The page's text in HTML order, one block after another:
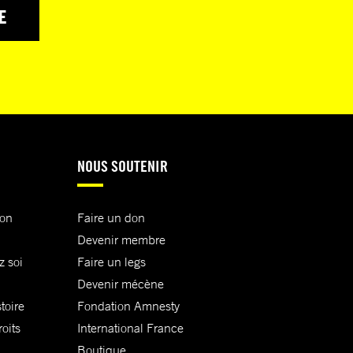
soi
NOUS SOUTENIR
Faire un don
Devenir membre
Faire un legs
Devenir mécène
Fondation Amnesty
International France
Boutique